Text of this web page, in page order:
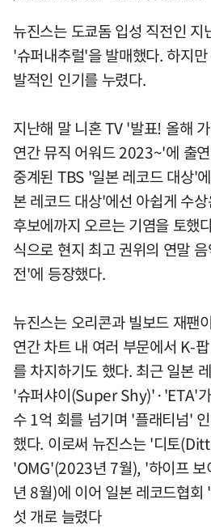
뉴진스는 도쿄돔 입성 직전인
'슈퍼내추럴'을 발매했다. 하지
발적인 인기를 누렸다.
지난해 말 니혼 TV '발표! 올해
연간 뮤직 어워드 2023~'에 출
중계된 TBS '일본 레코드 대상'
본 레코드 대상'에선 아쉽게 수
후보에까지 오르는 기염을 토했
식으로 현지 최고 권위의 연말
전'에 등장했다.
뉴진스는 오리콘과 빌보드 재팬
연간 차트 내 여러 부문에서 K-
를 차지하기도 했다. 최근 일본
'슈퍼샤이(Super Shy)'·'ETA'
수 1억 회를 넘기며 '플래티넘'
했다. 이로써 뉴진스는 '디토
'OMG'(2023년 7월), '하이프
년 8월)에 이어 일본 레코드협
섯 개로 늘렸다